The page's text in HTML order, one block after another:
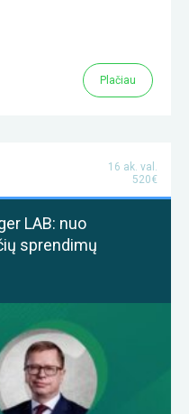
Plačiau
16 ak. val.
520€
LAB: nuo
sprendimų